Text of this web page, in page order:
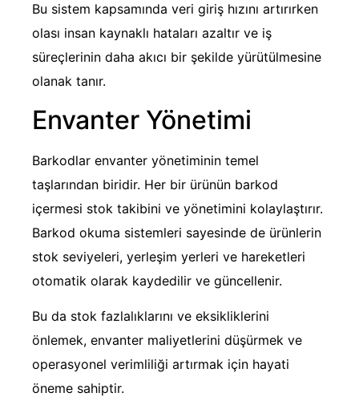
Bu sistem kapsamında veri giriş hızını artırırken
olası insan kaynaklı hataları azaltır ve iş
süreçlerinin daha akıcı bir şekilde yürütülmesine
olanak tanır.
Envanter Yönetimi
Barkodlar envanter yönetiminin temel
taşlarından biridir. Her bir ürünün barkod
içermesi stok takibini ve yönetimini kolaylaştırır.
Barkod okuma sistemleri sayesinde de ürünlerin
stok seviyeleri, yerleşim yerleri ve hareketleri
otomatik olarak kaydedilir ve güncellenir.
Bu da stok fazlalıklarını ve eksikliklerini
önlemek, envanter maliyetlerini düşürmek ve
operasyonel verimliliği artırmak için hayati
öneme sahiptir.